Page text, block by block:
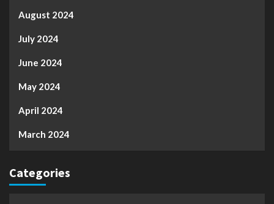
August 2024
July 2024
June 2024
May 2024
April 2024
March 2024
Categories